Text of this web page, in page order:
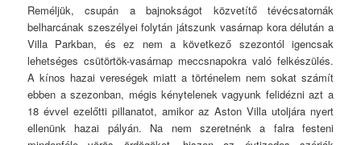
Reméljük, csupán a bajnokságot közvetítő tévécsatornák
belharcának szeszélyei folytán játszunk vasárnap kora délután a
Villa Parkban, és ez nem a következő szezontól igencsak
lehetséges csütörtök-vasárnap meccsnapokra való felkészülés.
A kínos hazai vereségek miatt a történelem nem sokat számít
ebben a szezonban, mégis kénytelenek vagyunk felidézni azt a
18 évvel ezelőtti pillanatot, amikor az Aston Villa utoljára nyert
ellenünk hazai pályán. Na nem szeretnénk a falra festeni